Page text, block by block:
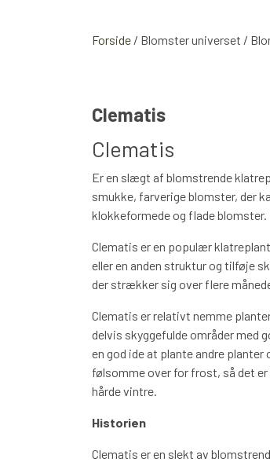
BUKETTER INSPIRATION
BÅREBUKETTER
Forside Blomster universet
Clematis
Clematis
Er en slægt af blomstrende
smukke, farverige blomster, der
klokkeformede og flade blomster.
Clematis er en populær
eller en anden struktur og tilføje
der strækker sig over flere
Clematis er relativt nemme
delvis skyggefulde områder med
en god ide at plante andre
følsomme over for frost, så det
hårde vintre.
Historien
Clematis er en slekt av